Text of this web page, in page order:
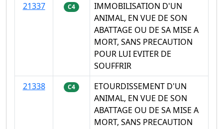
21337
C4
IMMOBILISATION D'UN
ANIMAL, EN VUE DE SON
ABATTAGE OU DE SA MISE A
MORT, SANS PRECAUTION
POUR LUI EVITER DE
SOUFFRIR
21338
C4
ETOURDISSEMENT D'UN
ANIMAL, EN VUE DE SON
ABATTAGE OU DE SA MISE A
MORT, SANS PRECAUTION